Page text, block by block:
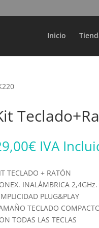
Inicio
Búsqueda
productos
€ IVA
TECLADO + RATÓN
INALÁMBRICA 2,4GHz.
PLUG&PLAY
TECLADO
TODAS LAS TECLAS